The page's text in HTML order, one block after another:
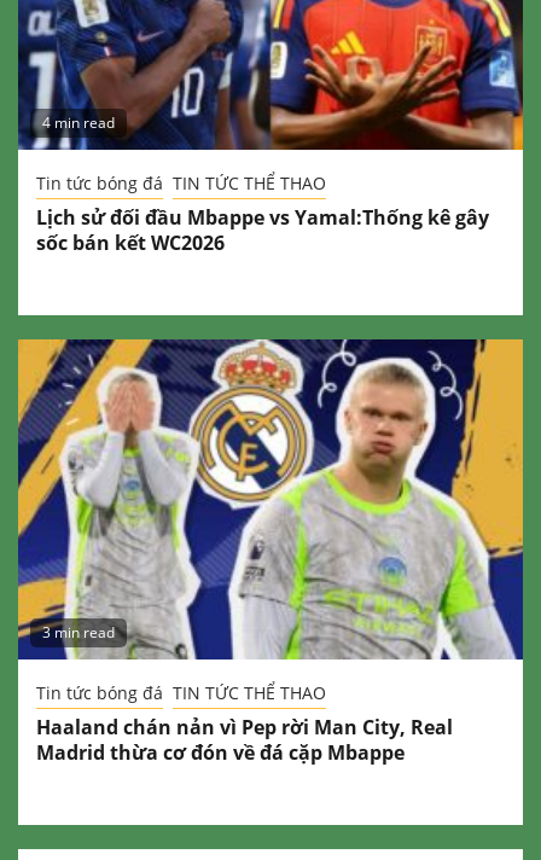
4 min read
Tin tức bóng đá TIN TỨC THỂ THAO
Lịch sử đối đầu Mbappe vs Yamal:Thống kê gây
sốc bán kết WC2026
3 min read
Tin tức bóng đá TIN TỨC THỂ THAO
Haaland chán nản vì Pep rời Man City, Real
Madrid thừa cơ đón về đá cặp Mbappe